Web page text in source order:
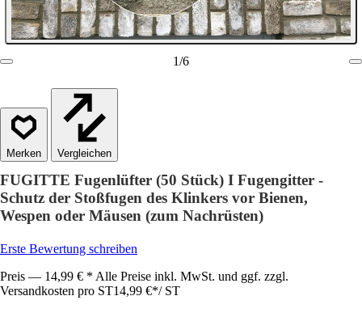
1/6
Vergleichen
FUGITTE Fugenlüfter (50 Stück) I Fugengitter -
Schutz der Stoßfugen des Klinkers vor Bienen,
Wespen oder Mäusen (zum Nachrüsten)
Erste Bewertung schreiben
Preis — 14,99 € * Alle Preise inkl. MwSt. und ggf. zzgl.
Versandkosten pro ST14,99 €*/ ST